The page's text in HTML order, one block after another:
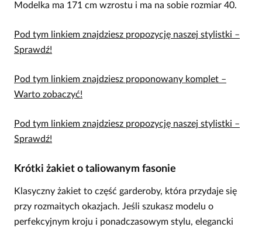
Modelka ma 171 cm wzrostu i ma na sobie rozmiar 40.
Pod tym linkiem znajdziesz propozycję naszej stylistki –
Sprawdź!
Pod tym linkiem znajdziesz proponowany komplet –
Warto zobaczyć!
Pod tym linkiem znajdziesz propozycję naszej stylistki –
Sprawdź!
Krótki żakiet o taliowanym fasonie
Klasyczny żakiet to część garderoby, która przydaje się
przy rozmaitych okazjach. Jeśli szukasz modelu o
perfekcyjnym kroju i ponadczasowym stylu, elegancki